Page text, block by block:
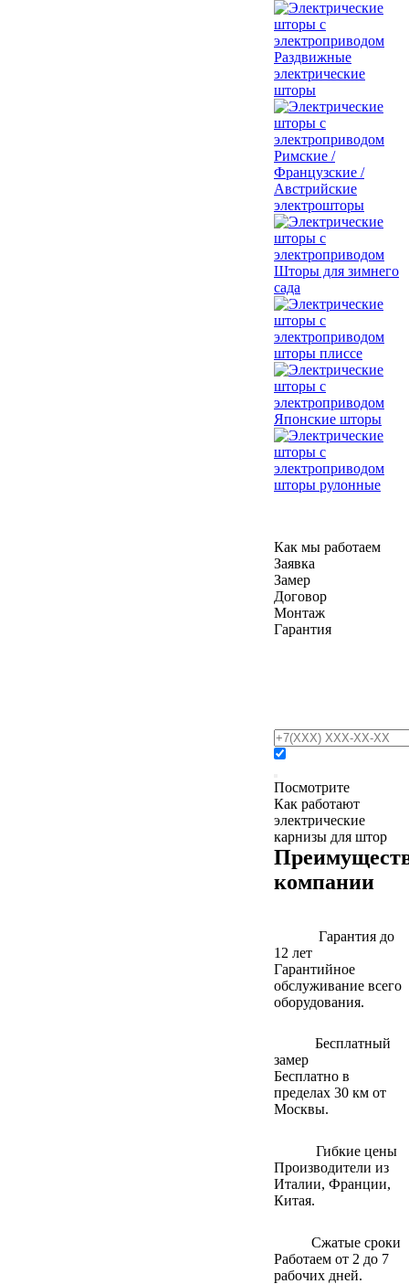
Раздвижные
электрические
шторы
Римские /
Французские /
Австрийские
электрошторы
Шторы для зимнего
сада
шторы плиссе
Японские шторы
шторы рулонные
Как мы работаем
Заявка
Замер
Договор
Монтаж
Гарантия
Посмотрите
Как работают
электрические
карнизы для штор
компании
Гарантия до
12 лет
Гарантийное
обслуживание всего
оборудования.
Бесплатный
замер
Бесплатно в
пределах 30 км от
Москвы.
Гибкие цены
Производители из
Италии, Франции,
Китая.
Сжатые сроки
Работаем от 2 до 7
рабочих дней.